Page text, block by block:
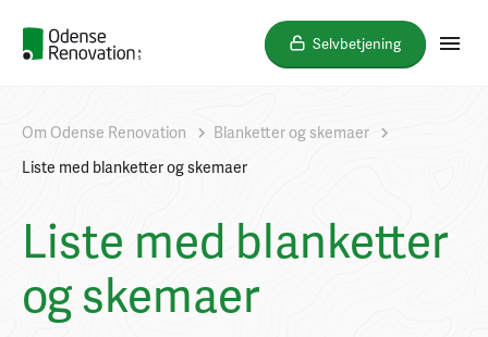
Selvbetjening
Om Odense Renovation
Blanketter og skemaer
Liste med blanketter og skemaer
Liste med blanketter
og skemaer